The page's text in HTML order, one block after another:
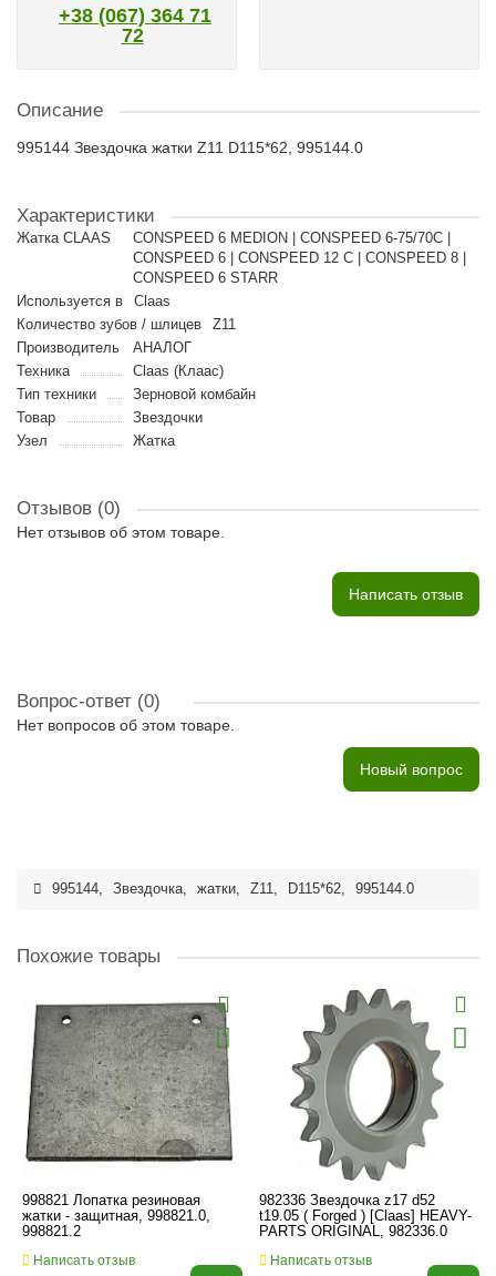
+38 (067) 364 71
72
Описание
995144 Звездочка жатки Z11 D115*62, 995144.0
Характеристики
Жатка CLAAS
CONSPEED 6 MEDION | CONSPEED 6-75/70C |
CONSPEED 6 | CONSPEED 12 С | CONSPEED 8 |
CONSPEED 6 STARR
Используется в
Claas
Количество зубов / шлицев
Z11
Производитель
АНАЛОГ
Техника
Claas (Клаас)
Тип техники
Зерновой комбайн
Товар
Звездочки
Узел
Жатка
Отзывов (0)
Нет отзывов об этом товаре.
Написать отзыв
Вопрос-ответ (0)
Нет вопросов об этом товаре.
Новый вопрос
995144, Звездочка, жатки, Z11, D115*62, 995144.0
Похожие товары
998821 Лопатка резиновая
жатки - защитная, 998821.0,
998821.2
Написать отзыв
982336 Звездочка z17 d52
t19.05 ( Forged ) [Claas] HEAVY-
PARTS ORIGINAL, 982336.0
Написать отзыв